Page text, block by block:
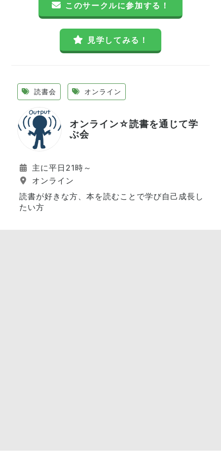
このサークルに参加する！
見学してみる！
読書会 オンライン
オンライン☆読書を通じて学
ぶ会
主に平日21時～
オンライン
読書が好きな方、本を読むことで学び自己成長し
たい方